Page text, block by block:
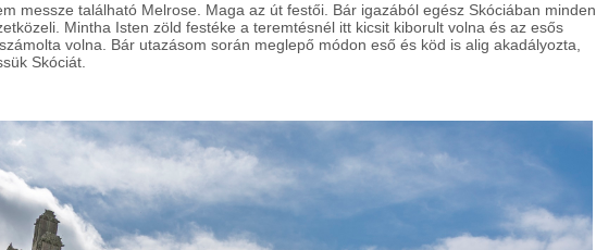
messze található Melrose. Maga az út festői. Bár igazából egész Skóciában minden
Mintha Isten zöld festéke a teremtésnél itt kicsit kiborult volna és az esős
volna. Bár utazásom során meglepő módon eső és köd is alig akadályozta,
Skóciát.